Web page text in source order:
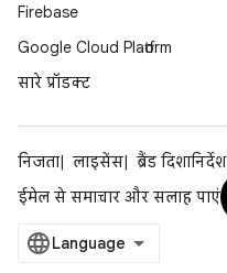
Firebase
Google Cloud Platform
सारे प्रॉडक्ट
निजता लाइसेंस ब्रैंड दिशानिर्देश
ईमेल से समाचार और सलाह पाएं